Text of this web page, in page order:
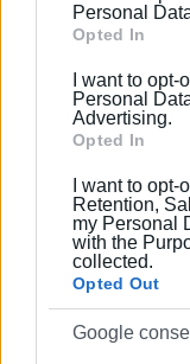
behaviour. You
Google and its
section.
Personal
Opted In
I want to
Personal
Advertising.
Opted In
I want to
Retention,
my Personal
with the
collected.
Opted Out
Google